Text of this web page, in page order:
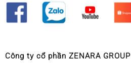
Công ty cổ phần ZENARA GROUP